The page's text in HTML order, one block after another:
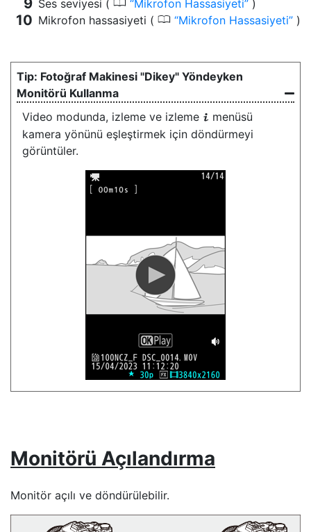
Ses seviyesi ( 0 Mikrofon Hassasiyeti
)
Mikrofon hassasiyeti ( 0 Mikrofon Hassasiyeti )
Fotoğraf Makinesi "Dikey" Yöndeyken
Monitörü Kullanma
Video modunda, izleme ve izleme i menüsü
kamera yönünü eşleştirmek için döndürmeyi
görüntüler.
Monitörü Açılandırma
Monitör açılı ve döndürülebilir.